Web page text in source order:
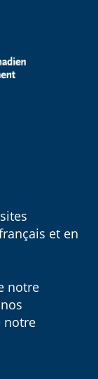
et en
notre
notre